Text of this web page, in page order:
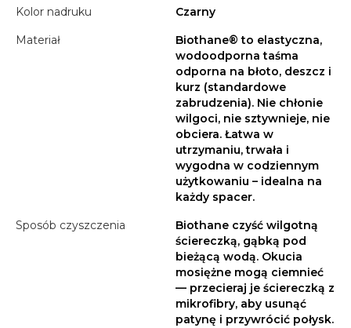
Kolor nadruku
Czarny
Materiał
Biothane® to elastyczna,
wodoodporna taśma
odporna na błoto, deszcz i
kurz (standardowe
zabrudzenia). Nie chłonie
wilgoci, nie sztywnieje, nie
obciera. Łatwa w
utrzymaniu, trwała i
wygodna w codziennym
użytkowaniu – idealna na
każdy spacer.
Sposób czyszczenia
Biothane czyść wilgotną
ściereczką, gąbką pod
bieżącą wodą. Okucia
mosiężne mogą ciemnieć
— przecieraj je ściereczką z
mikrofibry, aby usunąć
patynę i przywrócić połysk.